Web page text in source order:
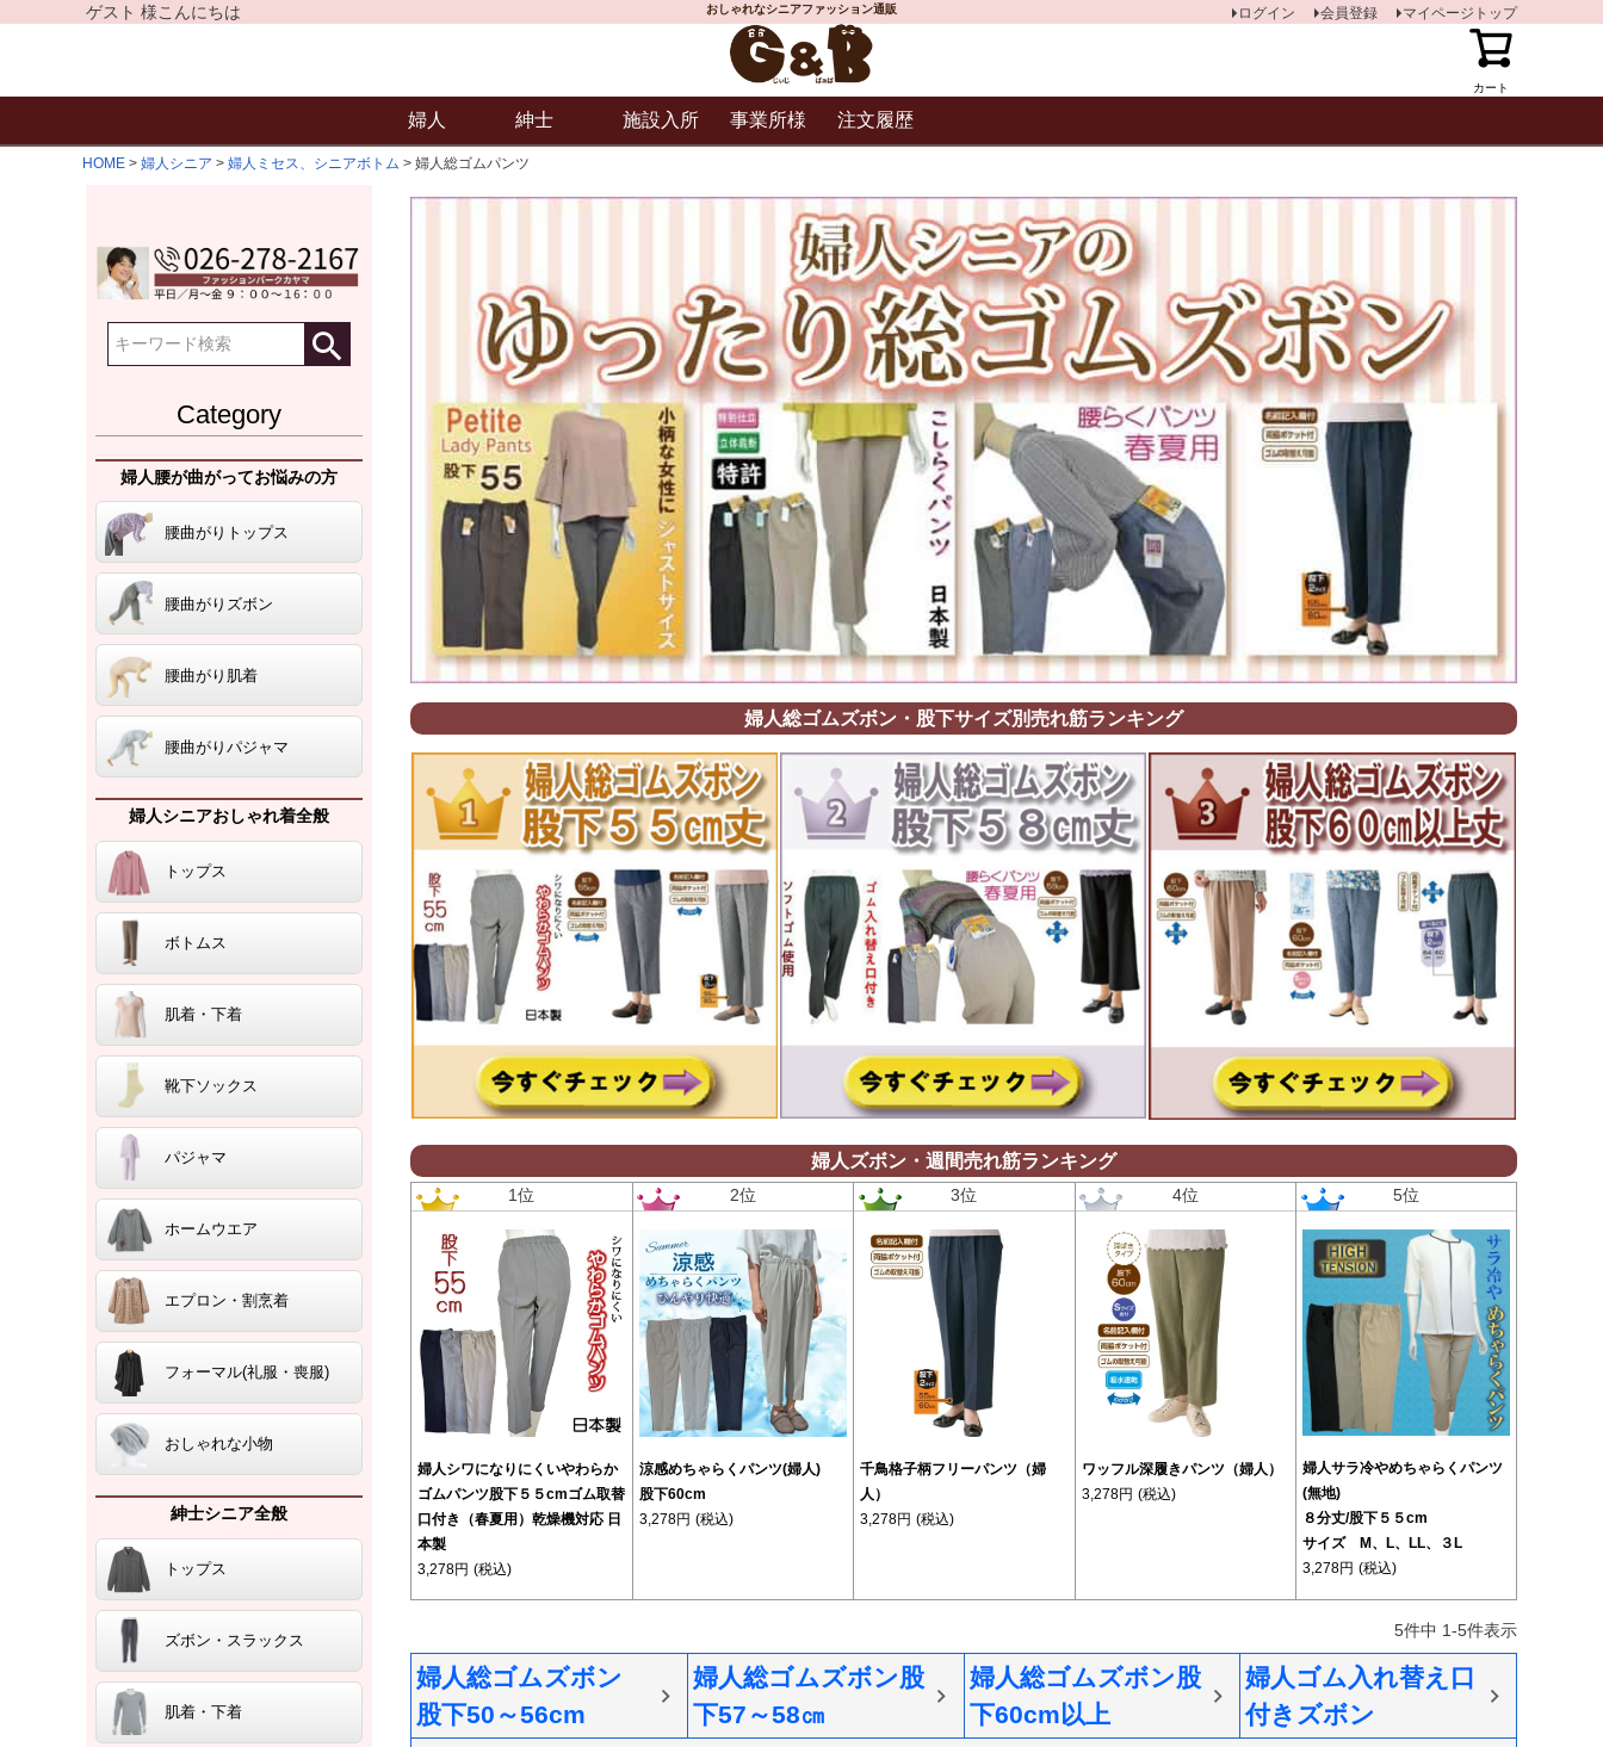
ゲスト 様こんにちは おしゃれなシニアファッション通販
カート
ログイン 会員登録 マイページトップ
婦人 紳士 施設入所 事業所様 注文履歴
HOME 婦人シニア 婦人ミセス、シニアボトム 婦人総ゴムパンツ
Category
婦人腰が曲がってお悩みの方
腰曲がりトップス
腰曲がりズボン
腰曲がり肌着
腰曲がりパジャマ
婦人シニアおしゃれ着全般
トップス
ボトムス
肌着・下着
靴下ソックス
パジャマ
ホームウエア
エプロン・割烹着
フォーマル(礼服・喪服)
おしゃれな小物
紳士シニア全般
トップス
ズボン・スラックス
肌着・下着
婦人総ゴムズボン・股下サイズ別売れ筋ランキング
婦人ズボン・週間売れ筋ランキング
1位
婦人シワになりにくいやわらか
ゴムパンツ股下５５cmゴム取替
口付き（春夏用）乾燥機対応 日
本製
3,278円 (税込)
2位
涼感めちゃらくパンツ(婦人)
股下60cm
3,278円 (税込)
3位
千鳥格子柄フリーパンツ（婦
人）
3,278円 (税込)
4位
ワッフル深履きパンツ（婦人）
3,278円 (税込)
5位
婦人サラ冷やめちゃらくパンツ
(無地)
８分丈/股下５５cm
サイズ M、L、LL、３L
3,278円 (税込)
5件中 1-5件表示
婦人総ゴムズボン
股下50～56cm
婦人総ゴムズボン股
下57～58㎝
婦人総ゴムズボン股
下60cm以上
婦人ゴム入れ替え口
付きズボン